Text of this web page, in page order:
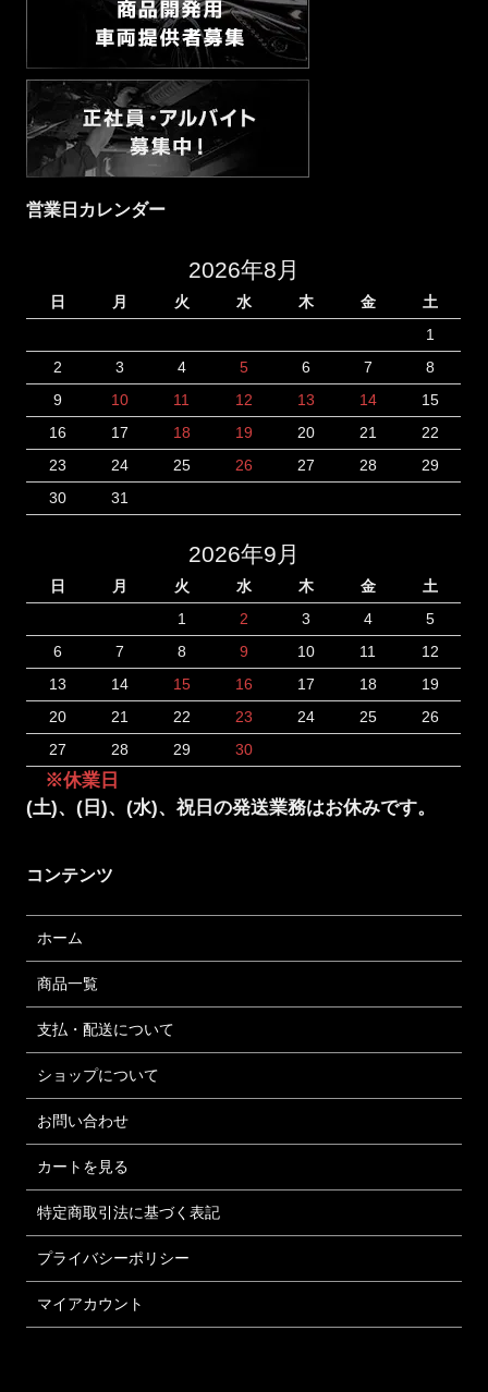
営業日カレンダー
2026年8月
日 月 火 水 木 金
土
1
2
3 4 5 6 7
8
9
10 11 12 13 14
15
16
17 18 19 20 21
22
23
24 25 26 27 28
29
30
31
2026年9月
日 月 火 水 木 金
土
1
2 3 4
5
6
7 8 9 10 11
12
13
14 15 16 17 18
19
20
21 22 23 24 25
26
27
28 29 30
※休業日
(土)、(日)、(水)、祝日の発送業務はお休みです。
コンテンツ
ホーム
商品一覧
支払・配送について
ショップについて
お問い合わせ
カートを見る
特定商取引法に基づく表記
プライバシーポリシー
マイアカウント